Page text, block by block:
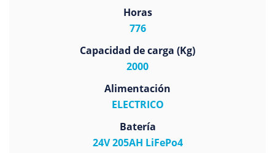
Horas
776
Capacidad de carga (Kg)
2000
Alimentación
ELECTRICO
Batería
24V 205AH LiFePo4